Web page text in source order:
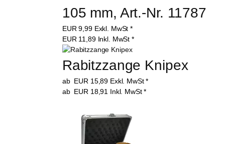
105 mm, Art.-Nr. 11787
EUR9,99 Exkl. MwSt *
EUR 11,89 Inkl. MwSt *
Rabitzzange Knipex
ab EUR 15,89 Exkl. MwSt *
ab EUR 18,91 Inkl. MwSt *